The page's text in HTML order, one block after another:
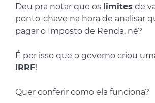
Deu pra notar que os limites de
ponto-chave na hora de analisar
pagar o Imposto de Renda, né?
É por isso que o governo criou
IRRF!
Quer conferir como ela funciona?